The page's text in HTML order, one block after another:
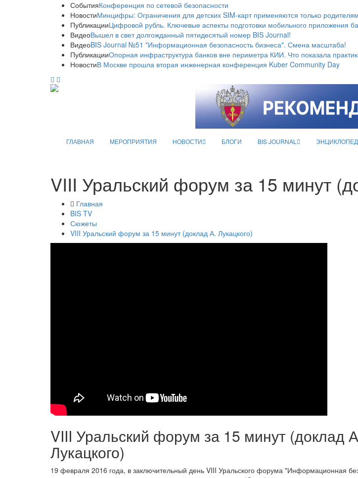
СобытияКонференция по сетевой безопасности
НовостиМинцифры: Ограничения для детских SIM-карт применяются только
ПубликацииЦифровой рубль. Ключевые аспекты подготовки мобильного приложения
ВидеоВышел в свет долгожданный пятидесятый номер BIS Journal!
ВидеоBIS Journal №51 "Информационная безопасность бизнеса". Смена масштаба!
ПубликацииОпорная инфраструктура банков вне периметра КИИ. Что показала
НовостиВ Москве прошла вторая инженерная конференция Kuber Community Day
ГЛАВНАЯ МЕРОПРИЯТИЯ НОВОСТИ БЛОГИ BIS JOURNAL
VIII Уральский форум за 15 минут
Главная
BIS TV
Сюжеты
VIII Уральский форум за 15 минут (доклад А. Лукацкого)
VIII Уральский форум за 15 минут (доклад
Лукацкого)
19 февраля 2016 года, в заключительный день VIII Уральского форума "Информационная